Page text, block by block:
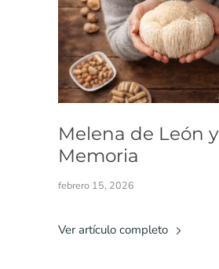
Melena de León y
Memoria
febrero 15, 2026
Ver artículo completo